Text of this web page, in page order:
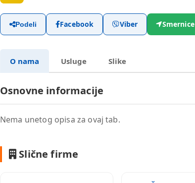
Podeli Facebook Viber Smernice
O nama Usluge Slike
Osnovne informacije
Nema unetog opisa za ovaj tab.
Slične firme